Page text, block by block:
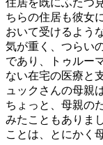
住居を既にふたつ
ちらの住居も彼女
おいて受けるよう
気が重く、つらい
であり、トゥルー
ない在宅の医療と
ュックさんの母親
ちょっと、母親の
みたこともありま
ことは、とにかく